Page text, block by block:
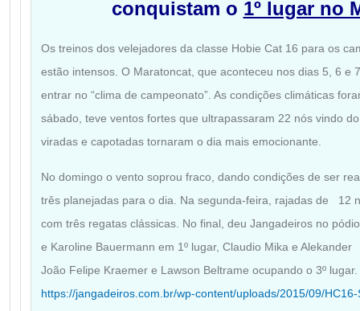
conquistam o 1º lugar no
Os treinos dos velejadores da classe Hobie Cat 16 para os
estão intensos. O Maratoncat, que aconteceu nos dias 5, 6 e
entrar no “clima de campeonato”. As condições climáticas
sábado, teve ventos fortes que ultrapassaram 22 nós vindo
viradas e capotadas tornaram o dia mais emocionante.
No domingo o vento soprou fraco, dando condições de ser
três planejadas para o dia. Na segunda-feira, rajadas de 12
com três regatas clássicas. No final, deu Jangadeiros no
e Karoline Bauermann em 1º lugar, Claudio Mika e Alekander
João Felipe Kraemer e Lawson Beltrame ocupando o 3º
https://jangadeiros.com.br/wp-content/uploads/2015/09/